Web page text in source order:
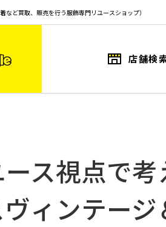
など買取、販売を行う服飾専門リユースショップ）
店舗検
ース視点で
ィンテー